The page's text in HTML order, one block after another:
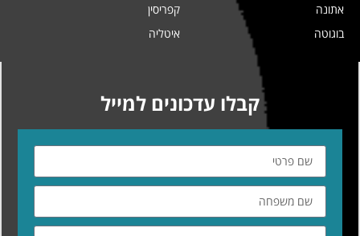
אתונה
בוגוטה
קפריסין
איטליה
קבלו עדכונים למייל